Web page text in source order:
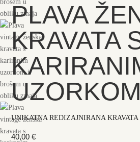
PLAVA
KRAVATA
UZORKOM
UNIKATNA REDIZAJNIRANA KRAVATA
40,00€